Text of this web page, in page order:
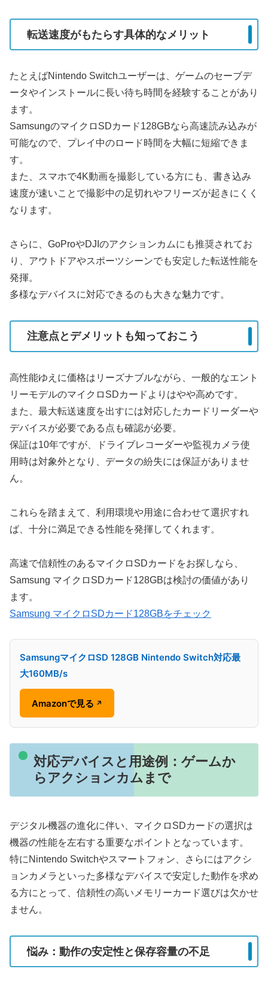
転送速度がもたらす具体的なメリット
たとえばNintendo Switchユーザーは、ゲームのセーブデ
ータやインストールに長い待ち時間を経験することがあり
ます。
SamsungのマイクロSDカード128GBなら高速読み込みが
可能なので、プレイ中のロード時間を大幅に短縮できま
す。
また、スマホで4K動画を撮影している方にも、書き込み
速度が速いことで撮影中の足切れやフリーズが起きにくく
なります。
さらに、GoProやDJIのアクションカムにも推奨されてお
り、アウトドアやスポーツシーンでも安定した転送性能を
発揮。
多様なデバイスに対応できるのも大きな魅力です。
注意点とデメリットも知っておこう
高性能ゆえに価格はリーズナブルながら、一般的なエント
リーモデルのマイクロSDカードよりはやや高めです。
また、最大転送速度を出すには対応したカードリーダーや
デバイスが必要である点も確認が必要。
保証は10年ですが、ドライブレコーダーや監視カメラ使
用時は対象外となり、データの紛失には保証がありませ
ん。
これらを踏まえて、利用環境や用途に合わせて選択すれ
ば、十分に満足できる性能を発揮してくれます。
高速で信頼性のあるマイクロSDカードをお探しなら、
Samsung マイクロSDカード128GBは検討の価値があり
ます。
Samsung マイクロSDカード128GBをチェック
SamsungマイクロSD 128GB Nintendo Switch対応最
大160MB/s
Amazonで見る ↗
対応デバイスと用途例：ゲームか
らアクションカムまで
デジタル機器の進化に伴い、マイクロSDカードの選択は
機器の性能を左右する重要なポイントとなっています。
特にNintendo Switchやスマートフォン、さらにはアクシ
ョンカメラといった多様なデバイスで安定した動作を求め
る方にとって、信頼性の高いメモリーカード選びは欠かせ
ません。
悩み：動作の安定性と保存容量の不足